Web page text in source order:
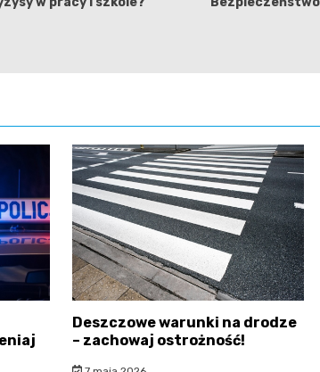
Deszczowe warunki na drodze
– zachowaj ostrożność!